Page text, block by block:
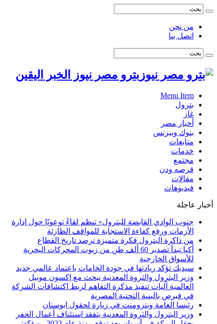
من نحن
اتصل بنا
بترو مصر نيوز الخبر اليقين
Menu Item
بترول
غاز
أخبار مصر
بنوك وبيزنس
متابعات
خدمات
مجتمع
قرصه ودن
مقالات
فيديوهات
أخبار عاجلة
جنوب الوادي القابضة للبترول» تنظم لقاءً توعويًا حول إدارة
الأزمات ورفع كفاءة الاستجابة للمواقف الطارئة
من ذاكرة البترول فكرة متميزة ترصد تاريخ القطاع
أكبا تبدأ تصدير 60 ألف طن من زيوت المحركات البحرية
للأسواق الخارجية
سيدبك تؤكد ريادتها في جودة الخامات باعتماد عالمي جديد
وزير البترول والثروة المعدنية يبحث مع إكسون موبيل
العالمية آليات تنفيذ مذكرة التفاهم لربط اكتشافات الشركة
في قبرص بالبنية التحتية المصرية
رئيسا العامة وبترومنت في زيارة لحقول ابوسنان
وزير البترول والثروة المعدنية يتفقد استئناف أعمال الحفر